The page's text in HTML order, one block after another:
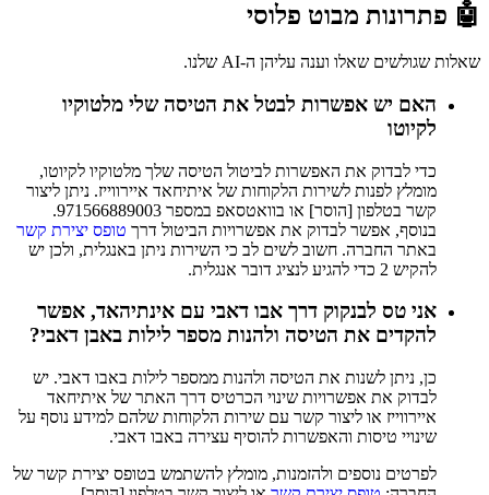
🤖 פתרונות מבוט פלוסי
שאלות שגולשים שאלו וענה עליהן ה-AI שלנו.
האם יש אפשרות לבטל את הטיסה שלי מלטוקיו
לקיוטו
כדי לבדוק את האפשרות לביטול הטיסה שלך מלטוקיו לקיוטו,
מומלץ לפנות לשירות הלקוחות של איתיחאד איירווייז. ניתן ליצור
קשר בטלפון [הוסר] או בוואטסאפ במספר 971566889003.
בנוסף, אפשר לבדוק את אפשרויות הביטול דרך טופס יצירת קשר
באתר החברה. חשוב לשים לב כי השירות ניתן באנגלית, ולכן יש
להקיש 2 כדי להגיע לנציג דובר אנגלית.
אני טס לבנקוק דרך אבו דאבי עם אינתיהאד, אפשר
להקדים את הטיסה ולהנות מספר לילות באבן דאבי?
כן, ניתן לשנות את הטיסה ולהנות ממספר לילות באבו דאבי. יש
לבדוק את אפשרויות שינוי הכרטיס דרך האתר של איתיחאד
איירווייז או ליצור קשר עם שירות הלקוחות שלהם למידע נוסף על
שינויי טיסות והאפשרות להוסיף עצירה באבו דאבי.
לפרטים נוספים ולהזמנות, מומלץ להשתמש בטופס יצירת קשר של